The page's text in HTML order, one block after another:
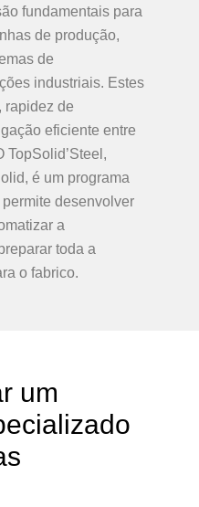
fundamentais para
de produção,
de
industriais. Estes
rapidez de
eficiente entre
TopSolid’Steel,
é um programa
desenvolver
a
toda a
o fabrico.
um